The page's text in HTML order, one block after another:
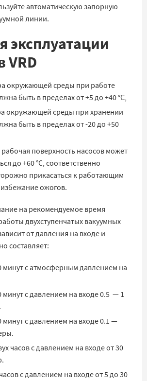
автоматическую запорную
линии.
эксплуатации
VRD
окружающей среды при работе
быть в пределах от +5 до +40 °C,
окружающей среды при хранении
быть в пределах от -20 до +50
поверхность насосов может
до +60 °C, соответственно
прикасаться к работающим
ожогов.
на рекомендуемое время
двухступенчатых вакуумных
от давления на входе и
составляет:
минут с атмосферным давлением на
минут с давлением на входе 0.5 — 1
минут с давлением на входе 0.1 —
часов с давлением на входе от 30
с давлением на входе от 5 до 30